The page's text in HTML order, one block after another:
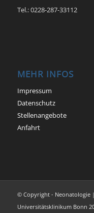
Tel.: 0228-287-33112
MEHR INFOS
Impressum
Datenschutz
Stellenangebote
Anfahrt
© Copyright - Neonatologie
Universitätsklinikum Bonn